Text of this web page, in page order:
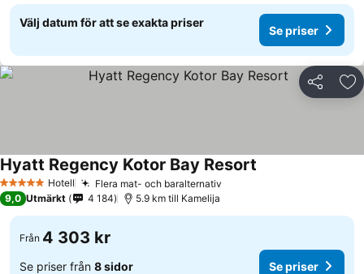
Välj datum för att se exakta priser
Se priser
Dela
5 Stjärnor Hotell Flera mat- och baralternativ
Hyatt Regency Kotor Bay Resort
9,0 Utmärkt 4 184 5.9 km till Kamelija
Från 4 303 kr
Se priser från 8 sidor Se priser